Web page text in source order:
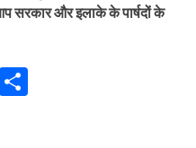
सरकार और इलाके के पार्षदों के
W